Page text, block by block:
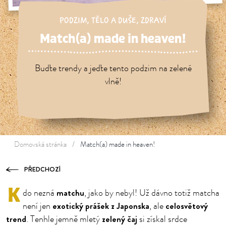
PODZIM, TĚLO A DUŠE, ZDRAVÍ
Match(a) made in heaven!
Buďte trendy a jeďte tento podzim na zelené
vlně!
Domovská stránka Match(a) made in heaven!
PŘEDCHOZÍ
K do nezná matchu, jako by nebyl! Už dávno totiž matcha
není jen exotický prášek z Japonska, ale celosvětový
trend. Tenhle jemně mletý zelený čaj si získal srdce